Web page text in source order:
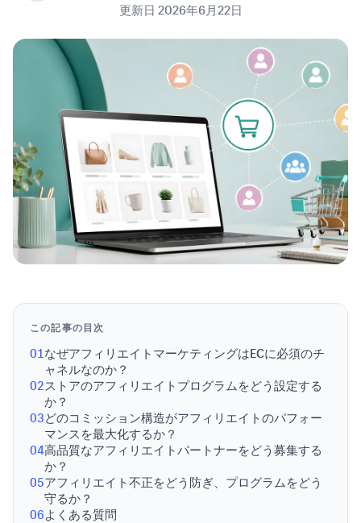
更新日 2026年6月22日
この記事の目次
01なぜアフィリエイトマーケティングはECに必須のチ
ャネルなのか？
02ストアのアフィリエイトプログラムをどう設定する
か？
03どのコミッション構造がアフィリエイトのパフォー
マンスを最大化するか？
04高品質なアフィリエイトパートナーをどう募集する
か？
05アフィリエイト不正をどう防ぎ、プログラムをどう
守るか？
06よくある質問